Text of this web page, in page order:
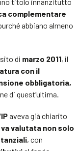
complementare
abbiano almeno
di marzo 2011, il
con il
obbligatoria,
di quest’ultima.
aveva già chiarito
valutata non solo
, con